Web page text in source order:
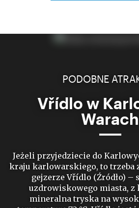
PODOBNE
Vřídlo w
Warach
Jeżeli przyjedziecie do
kraju karlowarskiego, to trzeba
gejzerze Vřídlo (Źródło) –
uzdrowiskowego miasta, z
mineralna tryska na